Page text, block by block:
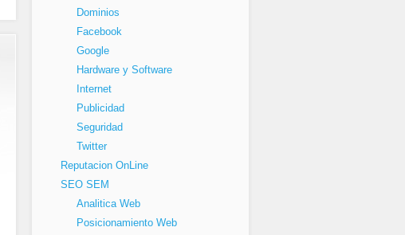
Dominios
Facebook
Google
Hardware y Software
Internet
Publicidad
Seguridad
Twitter
Reputacion OnLine
SEO SEM
Analitica Web
Posicionamiento Web